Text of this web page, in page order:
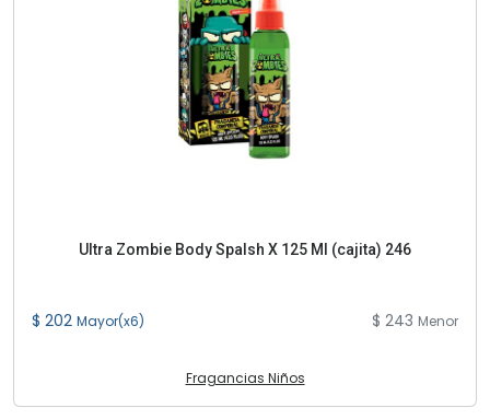
Ultra Zombie Body Spalsh X 125 Ml (cajita) 246
$ 202 Mayor(x6) $ 243 Menor
Fragancias Niños